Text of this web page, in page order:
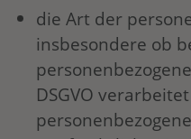
die Art der
insbesondere ob
DSGVO